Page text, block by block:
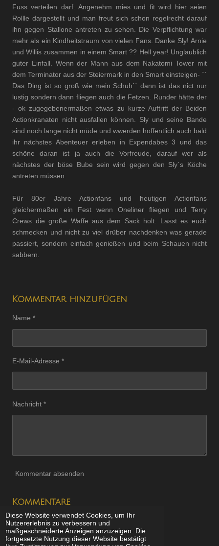
Diese Website verwendet Cookies, um Ihr
Nutzererlebnis zu verbessern und
maßgeschneiderte Anzeigen anzuzeigen. Die
fortgesetzte Nutzung dieser Website bestätigt
Fuss verteilen darf. Angenehm mies und fit wird hier seien
Rollle dargestellt und man freut sich schon regelrecht darauf
ihn gegen Stallone antreten zu sehen. Die Verpflichtung war
mehr als ein Kindheitstraum von vielen Fans. Danke Sly! Arnie
und Willis zusammen in einem Smart ?? Hell year! Unglaublich
guter Einfall. Wenn der Mann aus dem Nakatomi Tower mit
dem Terminator aus der Steiermark in den Smart einsteigen- ``
Das Ding ist so groß wie mein Schuh´´ dann ist das nict nur
lustig sondern dann fliegen auch die Fetzen. Runder hätte der
- ok zugegebenermaßen etwas zu kurze Auftritt der Beiden
Actionkranaten nicht ausfallen können. Sly und seine Bande
sind noch lange nicht müde und wwerden hoffentlich auch bald
ihr nächstes Abenteuer erleben in Expendabes 3 und das
schöne daran ist ja auch die Vorfreude, darauf wer als
nächstes der böse Bube sein wird gegen den Sly´s Köche
antreten müssen.
Für 80er Jahre Actionfans und heutigen Actionfans
gleichermaßen ein Fest wenn Oneliner fliegen und Terry
Crews die große Waffe aus dem Sack holt. Lasst es euch
schmecken und nicht zu viel drüber nachdenken was gerade
passiert, sondern einfach genießen und beim Schauen nicht
sabbern.
Kommentar hinzufügen
Name *
E-Mail-Adresse *
Nachricht *
Kommentar absenden
Kommentare
Es gibt noch keine Kommentare.